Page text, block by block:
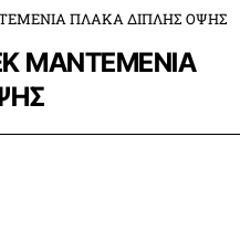
ΜΑΝΤΕΜΕΝΙΑ
ΠΛΑΚΑ ΔΙΠΛΗΣ ΟΨΗΣ